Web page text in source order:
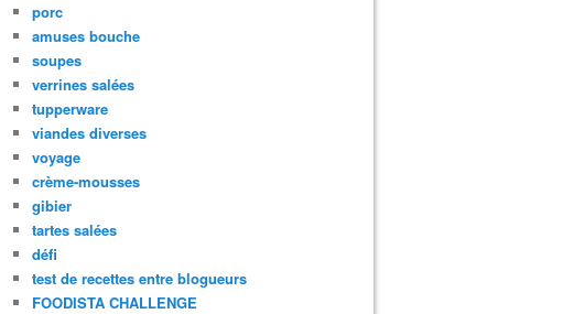
porc
amuses bouche
soupes
verrines salées
tupperware
viandes diverses
voyage
crème-mousses
gibier
tartes salées
défi
test de recettes entre blogueurs
FOODISTA CHALLENGE